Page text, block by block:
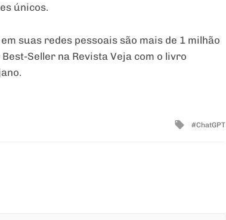
únicos.
suas redes pessoais são mais de 1 milhão
Seller na Revista Veja com o livro
Tagged
ChatGPT